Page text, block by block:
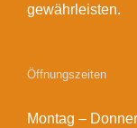
gewährleisten.
Öffnungszeiten
Montag –